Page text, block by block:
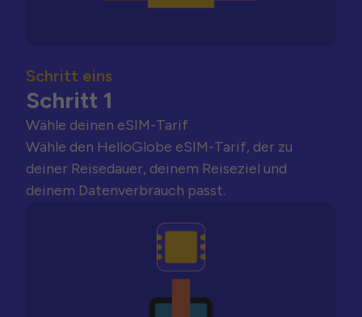
Schritt eins
Schritt 1
Wähle deinen eSIM-Tarif
Wähle den HelloGlobe eSIM-Tarif, der zu
deiner Reisedauer, deinem Reiseziel und
deinem Datenverbrauch passt.